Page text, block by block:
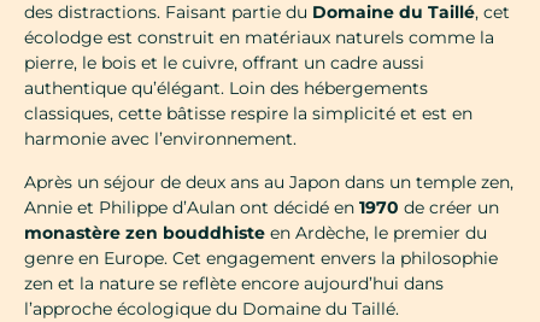
des distractions. Faisant partie du Domaine du Taillé, cet
écolodge est construit en matériaux naturels comme la
pierre, le bois et le cuivre, offrant un cadre aussi
authentique qu’élégant. Loin des hébergements
classiques, cette bâtisse respire la simplicité et est en
harmonie avec l’environnement.
Après un séjour de deux ans au Japon dans un temple zen,
Annie et Philippe d’Aulan ont décidé en 1970 de créer un
monastère zen bouddhiste en Ardèche, le premier du
genre en Europe. Cet engagement envers la philosophie
zen et la nature se reflète encore aujourd’hui dans
l’approche écologique du Domaine du Taillé.